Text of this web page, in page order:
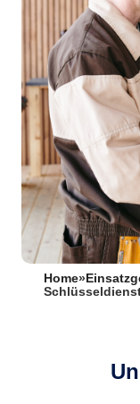
Home»